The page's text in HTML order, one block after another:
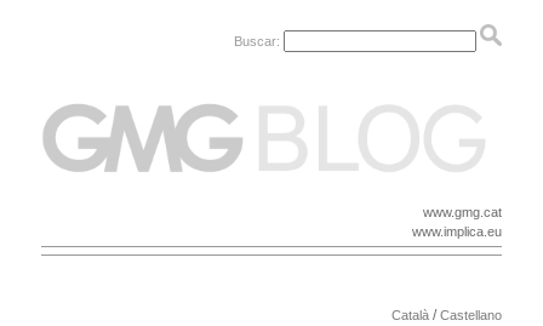
Buscar:
www.gmg.cat
www.implica.eu
Català /Castellano